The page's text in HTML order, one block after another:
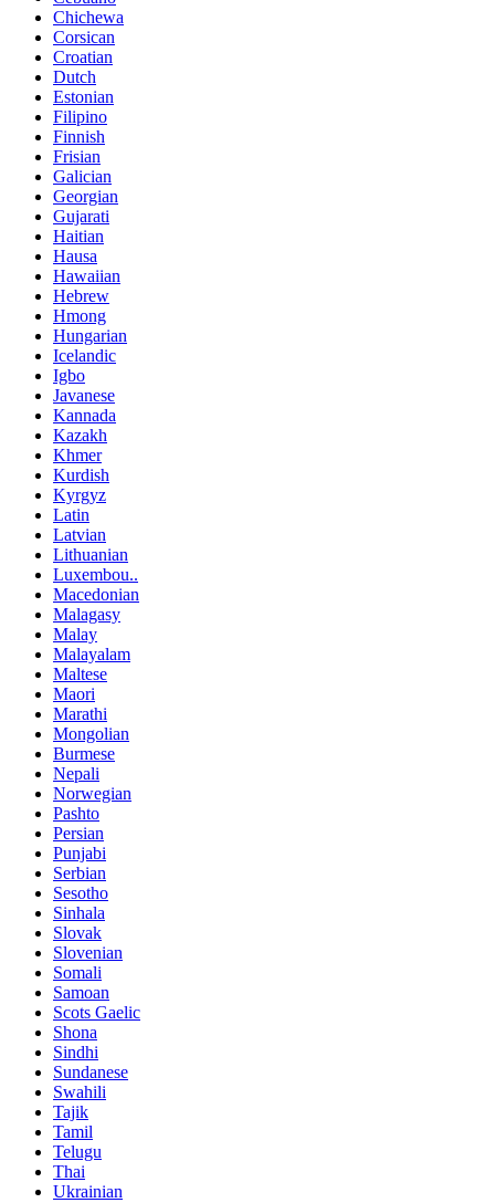
Chichewa
Corsican
Croatian
Dutch
Estonian
Filipino
Finnish
Frisian
Galician
Georgian
Gujarati
Haitian
Hausa
Hawaiian
Hebrew
Hmong
Hungarian
Icelandic
Igbo
Javanese
Kannada
Kazakh
Khmer
Kurdish
Kyrgyz
Latin
Latvian
Lithuanian
Luxembou..
Macedonian
Malagasy
Malay
Malayalam
Maltese
Maori
Marathi
Mongolian
Burmese
Nepali
Norwegian
Pashto
Persian
Punjabi
Serbian
Sesotho
Sinhala
Slovak
Slovenian
Somali
Samoan
Scots Gaelic
Shona
Sindhi
Sundanese
Swahili
Tajik
Tamil
Telugu
Thai
Ukrainian